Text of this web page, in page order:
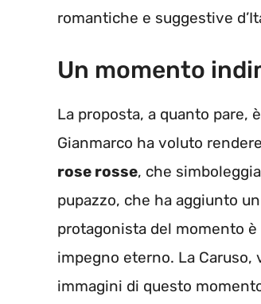
romantiche e suggestive
Un momento
La proposta, a quanto pare,
Gianmarco ha voluto
rose rosse, che
pupazzo, che ha aggiunto
protagonista del momento è
impegno eterno. La
immagini di questo